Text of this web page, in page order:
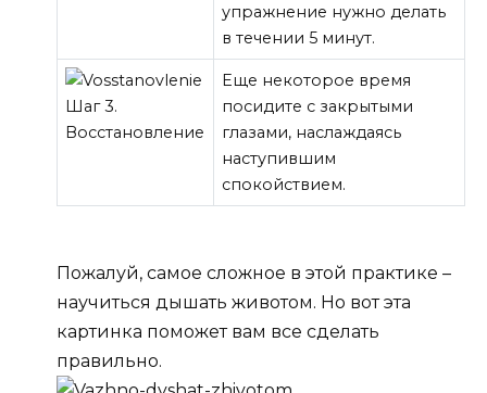
упражнение нужно делать
в течении 5 минут.
Шаг 3.
Восстановление
Еще некоторое время
посидите с закрытыми
глазами, наслаждаясь
наступившим
спокойствием.
Пожалуй, самое сложное в этой практике –
научиться дышать животом. Но вот эта
картинка поможет вам все сделать
правильно.